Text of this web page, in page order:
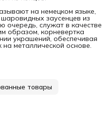
на немецком языке,
заусенцев из
очередь, служат в качестве
образом, корневертка
украшений, обеспечивая
металлической основе.
товары